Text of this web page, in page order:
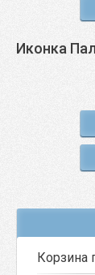
Иконка
Корзина